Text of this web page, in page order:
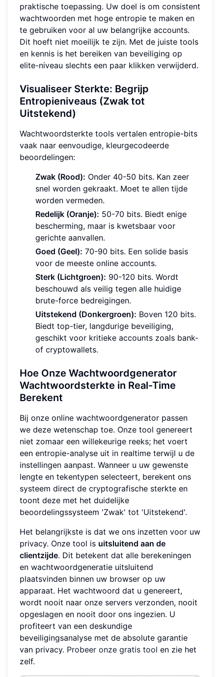
praktische toepassing. Uw doel is om consistent
wachtwoorden met hoge entropie te maken en
te gebruiken voor al uw belangrijke accounts.
Dit hoeft niet moeilijk te zijn. Met de juiste tools
en kennis is het bereiken van beveiliging op
elite-niveau slechts een paar klikken verwijderd.
Visualiseer Sterkte: Begrijp
Entropieniveaus (Zwak tot
Uitstekend)
Wachtwoordsterkte tools vertalen entropie-bits
vaak naar eenvoudige, kleurgecodeerde
beoordelingen:
Zwak (Rood): Onder 40-50 bits. Kan zeer
snel worden gekraakt. Moet te allen tijde
worden vermeden.
Redelijk (Oranje): 50-70 bits. Biedt enige
bescherming, maar is kwetsbaar voor
gerichte aanvallen.
Goed (Geel): 70-90 bits. Een solide basis
voor de meeste online accounts.
Sterk (Lichtgroen): 90-120 bits. Wordt
beschouwd als veilig tegen alle huidige
brute-force bedreigingen.
Uitstekend (Donkergroen): Boven 120 bits.
Biedt top-tier, langdurige beveiliging,
geschikt voor kritieke accounts zoals bank-
of cryptowallets.
Hoe Onze Wachtwoordgenerator
Wachtwoordsterkte in Real-Time
Berekent
Bij onze online wachtwoordgenerator passen
we deze wetenschap toe. Onze tool genereert
niet zomaar een willekeurige reeks; het voert
een entropie-analyse uit in realtime terwijl u de
instellingen aanpast. Wanneer u uw gewenste
lengte en tekentypen selecteert, berekent ons
systeem direct de cryptografische sterkte en
toont deze met het duidelijke
beoordelingssysteem 'Zwak' tot 'Uitstekend'.
Het belangrijkste is dat we ons inzetten voor uw
privacy. Onze tool is uitsluitend aan de
clientzijde. Dit betekent dat alle berekeningen
en wachtwoordgeneratie uitsluitend
plaatsvinden binnen uw browser op uw
apparaat. Het wachtwoord dat u genereert,
wordt nooit naar onze servers verzonden, nooit
opgeslagen en nooit door ons ingezien. U
profiteert van een deskundige
beveiligingsanalyse met de absolute garantie
van privacy. Probeer onze gratis tool en zie het
zelf.